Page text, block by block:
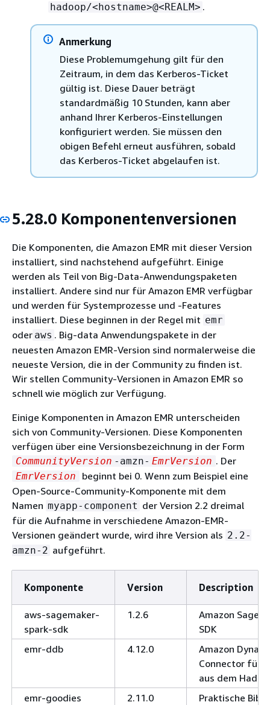
hadoop/<hostname>@<REALM> .
Anmerkung
Diese Problemumgehung gilt für den
Zeitraum, in dem das Kerberos-Ticket
gültig ist. Diese Dauer beträgt
standardmäßig 10 Stunden, kann aber
anhand Ihrer Kerberos-Einstellungen
konfiguriert werden. Sie müssen den
obigen Befehl erneut ausführen, sobald
das Kerberos-Ticket abgelaufen ist.
5.28.0 Komponentenversionen
Die Komponenten, die Amazon EMR mit dieser Version
installiert, sind nachstehend aufgeführt. Einige
werden als Teil von Big-Data-Anwendungspaketen
installiert. Andere sind nur für Amazon EMR verfügbar
und werden für Systemprozesse und -Features
installiert. Diese beginnen in der Regel mit emr
oder aws . Big-data Anwendungspakete in der
neuesten Amazon EMR-Version sind normalerweise die
neueste Version, die in der Community zu finden ist.
Wir stellen Community-Versionen in Amazon EMR so
schnell wie möglich zur Verfügung.
Einige Komponenten in Amazon EMR unterscheiden
sich von Community-Versionen. Diese Komponenten
verfügen über eine Versionsbezeichnung in der Form
CommunityVersion -amzn- EmrVersion . Der
EmrVersion
beginnt bei 0. Wenn zum Beispiel eine
Open-Source-Community-Komponente mit dem
Namen myapp-component der Version 2.2 dreimal
für die Aufnahme in verschiedene Amazon-EMR-
Versionen geändert wurde, wird ihre Version als 2.2-
amzn-2 aufgeführt.
Komponente Version Description
aws-sagemaker-
spark-sdk
1.2.6
Amazon
SDK
emr-ddb
4.12.0
Amazon
Connector für
aus dem
emr-goodies
2.11.0
Praktische